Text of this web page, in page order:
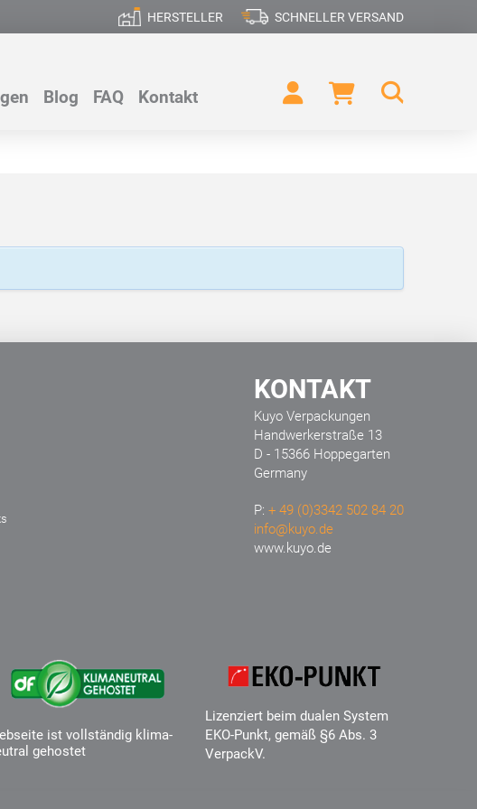
HERSTELLER SCHNELLER VERSAND
Blog FAQ Kontakt
KONTAKT
Kuyo Verpackungen
Handwerkerstraße 13
D - 15366 Hoppegarten
Germany
P:+ 49 (0)3342 502 84 20
info@kuyo.de
www.kuyo.de
ist vollständig klima-
gehostet
Lizenziert beim dualen System
EKO-Punkt, gemäß §6 Abs. 3
VerpackV.